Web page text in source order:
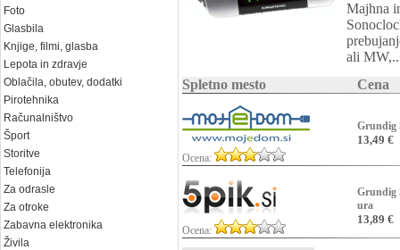
Foto
Glasbila
Knjige, filmi, glasba
Lepota in zdravje
Oblačila, obutev, dodatki
Pirotehnika
Računalništvo
Šport
Storitve
Telefonija
Za odrasle
Za otroke
Zabavna elektronika
Živila
Majhna
ali
Spletno mesto
Cena
Ocena:
Grundig
13,49 €
Ocena:
Grundig
ura
13,89 €